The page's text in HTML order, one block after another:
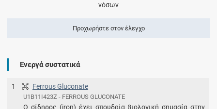
νόσων
Προχωρήστε στον έλεγχο
Ενεργά συστατικά
1 Ferrous Gluconate
U1B11I423Z - FERROUS GLUCONATE
Ο σίδηρος (iron) έχει σπουδαία βιολογική σημασία στην